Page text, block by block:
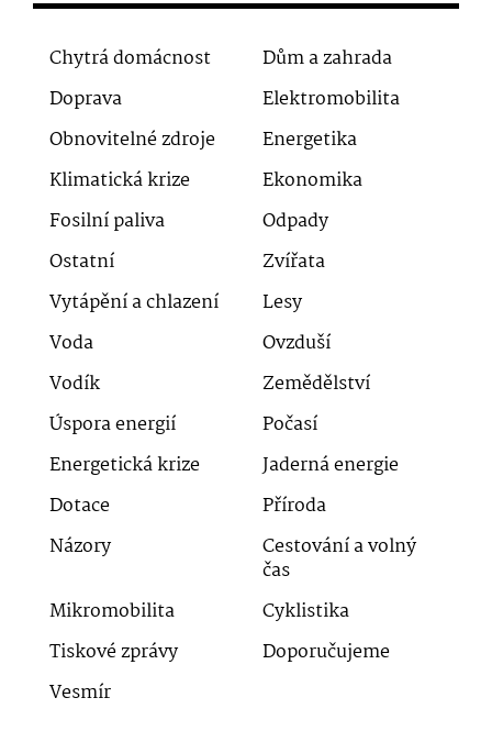
Chytrá domácnost
Dům a zahrada
Doprava
Elektromobilita
Obnovitelné zdroje
Energetika
Klimatická krize
Ekonomika
Fosilní paliva
Odpady
Ostatní
Zvířata
Vytápění a chlazení
Lesy
Voda
Ovzduší
Vodík
Zemědělství
Úspora energií
Počasí
Energetická krize
Jaderná energie
Dotace
Příroda
Názory
Cestování a volný
čas
Mikromobilita
Cyklistika
Tiskové zprávy
Doporučujeme
Vesmír